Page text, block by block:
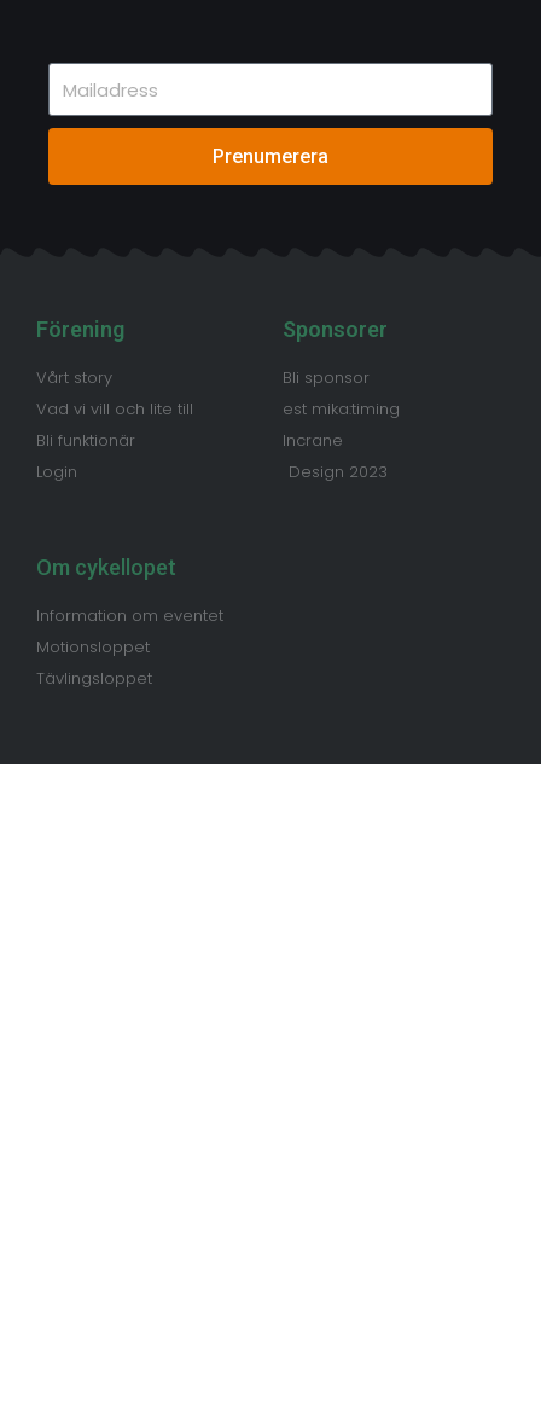
Prenumerera
Förening
Vårt story
Vad vi vill och lite till
Bli funktionär
Login
Sponsorer
Bli sponsor
est mika:timing
Incrane
Design 2023
Om cykellopet
Information om eventet
Motionsloppet
Tävlingsloppet